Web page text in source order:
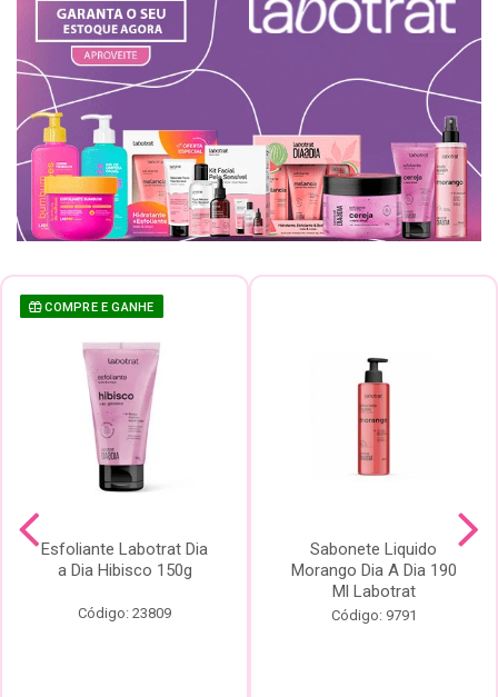
COMPRE E GANHE
Esfoliante Labotrat Dia
a Dia Hibisco 150g
Código: 23809
Sabonete Liquido
Morango Dia A Dia 190
Ml Labotrat
Código: 9791